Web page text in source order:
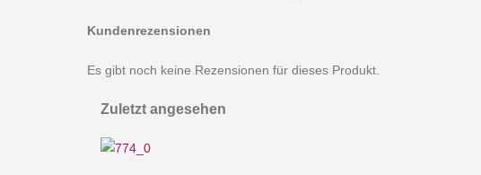
Kundenrezensionen
Es gibt noch keine Rezensionen für dieses Produkt.
Zuletzt angesehen